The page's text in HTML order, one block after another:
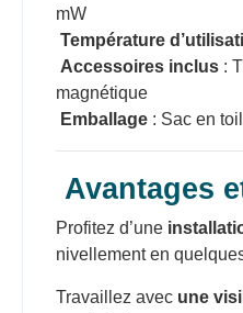
mW
Température
Accessoires inclus :
magnétique
Emballage : Sac en
Avantages
Profitez d’une
nivellement en
Travaillez avec une